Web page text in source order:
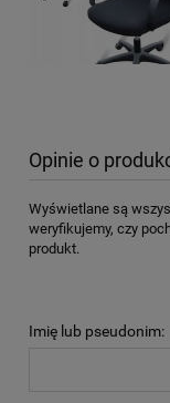
Opinie o
Wyświetlane są
weryfikujemy, czy
produkt.
Imię lub pseudonim: